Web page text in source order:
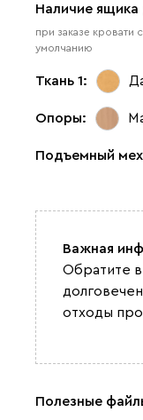
Наличие ящика
при заказе
умолчанию
Ткань 1:
Опоры:
Подъемный
Важная
Обратите
отходы
Полезные